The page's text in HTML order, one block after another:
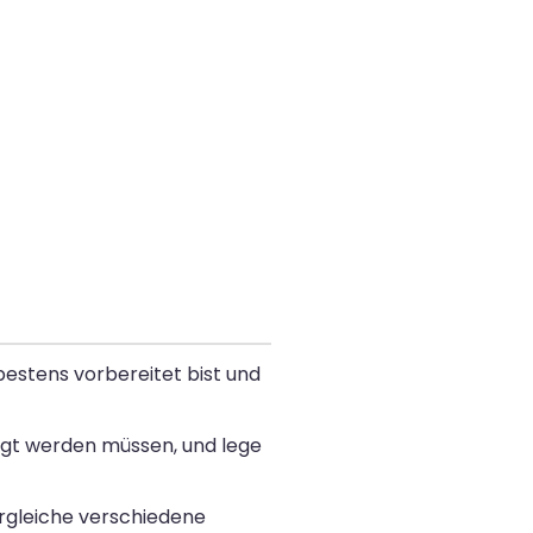
vorbereitet bist und
werden müssen, und lege
verschiedene